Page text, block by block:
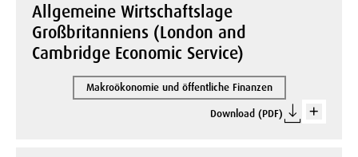
Allgemeine Wirtschaftslage
Großbritanniens (London and
Cambridge Economic Service)
Makroökonomie und öffentliche Finanzen
Download (PDF)